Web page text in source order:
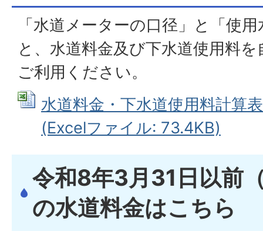
「水道メーターの口径」と「使
と、水道料金及び下水道使用料
ご利用ください。
水道料金・下水道使用料計算
(Excelファイル: 73.4KB)
令和8年3月31日以前
の水道料金はこちら